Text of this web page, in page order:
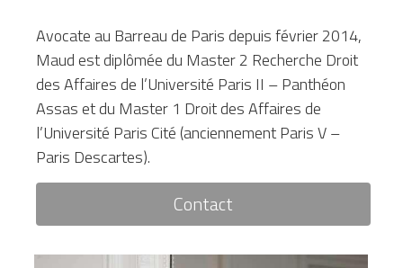
Avocate au Barreau de Paris depuis février 2014,
Maud est diplômée du Master 2 Recherche Droit
des Affaires de l’Université Paris II – Panthéon
Assas et du Master 1 Droit des Affaires de
l’Université Paris Cité (anciennement Paris V –
Paris Descartes).
Contact